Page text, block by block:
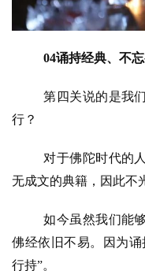
04诵持经典、不
第四关说的是我
行？
对于佛陀时代的
无成文的典籍，因此不
如今虽然我们能
佛经依旧不易。因为诵
行持”。